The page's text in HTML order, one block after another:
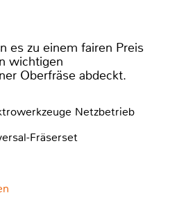
es zu einem fairen Preis
wichtigen
Oberfräse abdeckt.
Netzbetrieb
Fräserset